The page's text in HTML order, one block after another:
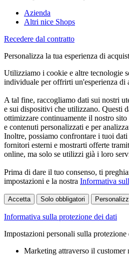
Azienda
Altri nice Shops
Recedere dal contratto
Personalizza la tua esperienza di
Utilizziamo i cookie e altre tecnologie
individuale per offrirti un'esperienza di
A tal fine, raccogliamo dati sui nostri
e sui dispositivi che utilizzano. Questi
ottimizzare continuamente il nostro
e contenuti personalizzati e per
Inoltre, possiamo confrontare i tuoi
fornitori esterni e mostrarti offerte
online, ma solo se utilizzi già i loro
Prima di dare il tuo consenso, ti
impostazioni e la nostra Informativa
Accetta Solo obbligatori
Informativa sulla protezione dei dati
Impostazioni personali sulla protezione
Marketing attraverso il customer